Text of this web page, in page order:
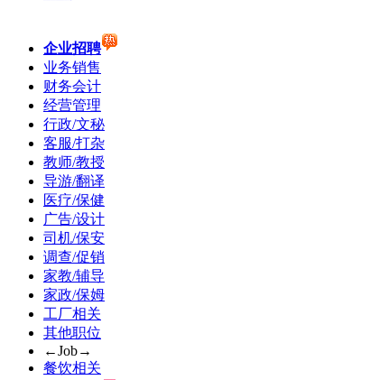
企业招聘
业务销售
财务会计
经营管理
行政/文秘
客服/打杂
教师/教授
导游/翻译
医疗/保健
广告/设计
司机/保安
调查/促销
家教/辅导
家政/保姆
工厂相关
其他职位
←Job→
餐饮相关